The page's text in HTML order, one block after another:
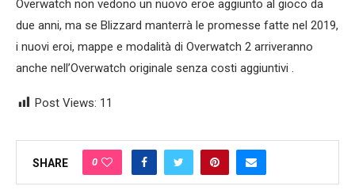
Overwatch non vedono un nuovo eroe aggiunto al gioco da
due anni, ma se Blizzard manterrà le promesse fatte nel 2019,
i nuovi eroi, mappe e modalità di Overwatch 2 arriveranno
anche nell’Overwatch originale senza costi aggiuntivi .
Post Views: 11
SHARE 0